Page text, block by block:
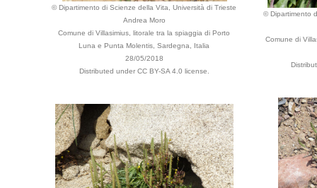
© Dipartimento di Scienze della Vita, Università di Trieste
Andrea Moro
Comune di Villasimius, litorale tra la spiaggia di Porto
Luna e Punta Molentis, Sardegna, Italia
28/05/2018
Distributed under CC BY-SA 4.0 license.
© Dipartimento
Comune di